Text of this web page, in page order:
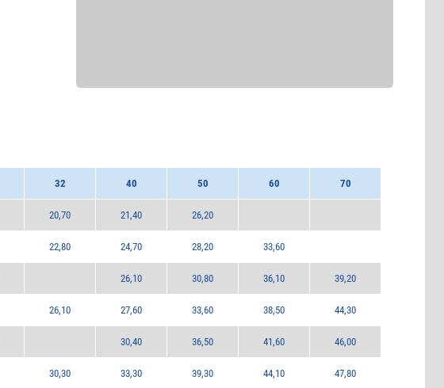
32 40 50 60 70
20,70 21,40 26,20
22,80 24,70 28,20 33,60
26,10 30,80 36,10 39,20
26,10 27,60 33,60 38,50 44,30
30,40 36,50 41,60 46,00
30,30 33,30 39,30 44,10 47,80